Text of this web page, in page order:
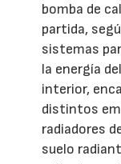
bomba de
partida,
sistemas
la energía
interior,
distintos
radiadores
suelo